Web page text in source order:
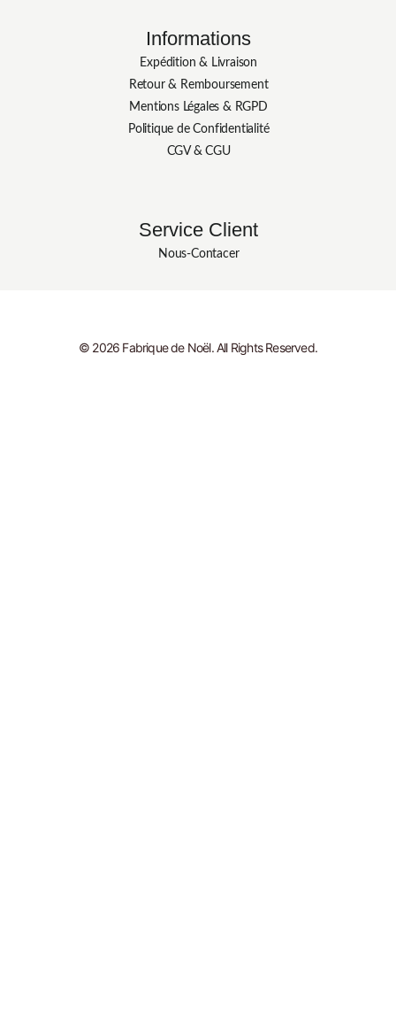
Informations
Expédition & Livraison
Retour & Remboursement
Mentions Légales & RGPD
Politique de Confidentialité
CGV & CGU
Service Client
Nous-Contacer
© 2026 Fabrique de Noël. All Rights Reserved.